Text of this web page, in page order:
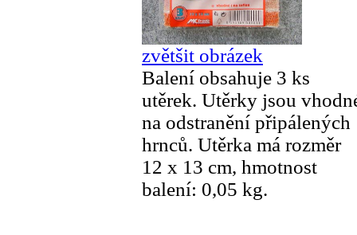
zvětšit obrázek
Balení obsahuje 3 ks
utěrek. Utěrky jsou
na odstranění připálených
hrnců. Utěrka má rozměr
12 x 13 cm, hmotnost
balení: 0,05 kg.